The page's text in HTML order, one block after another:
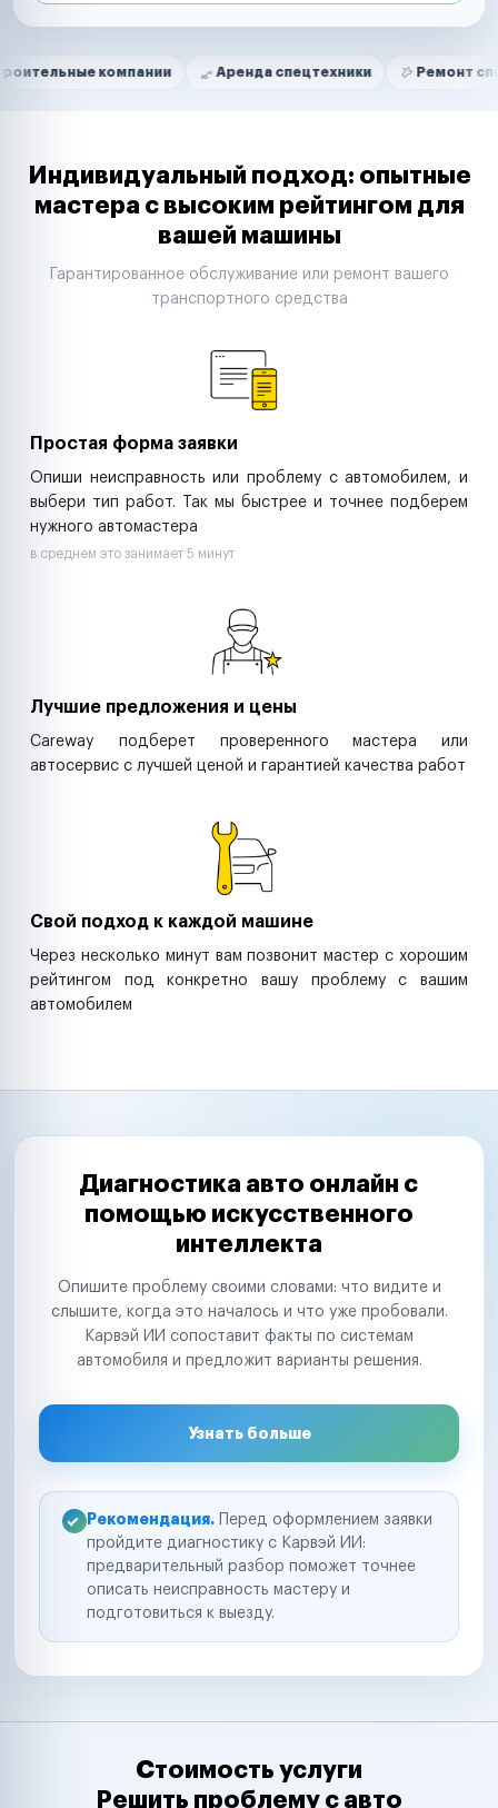
Нам доверяют
компании Аренда спецтехники Ремонт спецтехники
Маркетплейсы
Таксопарки
Автодилеры
Строительные компании
Аренда спецтехники
Индивидуальный подход: опытные
мастера с высоким рейтингом для
вашей машины
Гарантированное обслуживание или ремонт вашего
транспортного средства
Простая форма заявки
Опиши неисправность или проблему с автомобилем, и
выбери тип работ. Так мы быстрее и точнее подберем
нужного автомастера
в среднем это занимает 5 минут
Лучшие предложения и цены
Careway подберет проверенного мастера или
автосервис с лучшей ценой и гарантией качества работ
Свой подход к каждой машине
Через несколько минут вам позвонит мастер с хорошим
рейтингом под конкретно вашу проблему с вашим
автомобилем
Диагностика авто онлайн с
помощью искусственного
интеллекта
Опишите проблему своими словами: что видите и
слышите, когда это началось и что уже пробовали.
Карвэй ИИ сопоставит факты по системам
автомобиля и предложит варианты решения.
Узнать больше
Рекомендация. Перед оформлением заявки
пройдите диагностику с Карвэй ИИ:
предварительный разбор поможет точнее
описать неисправность мастеру и
подготовиться к выезду.
Стоимость услуги
Решить проблему с авто